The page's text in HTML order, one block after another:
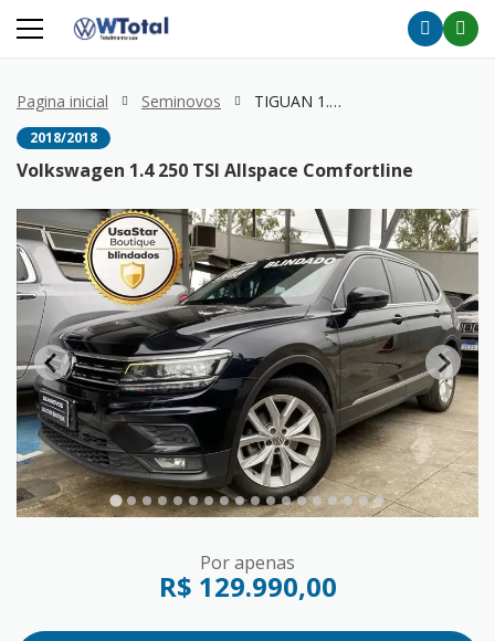
Pagina inicial Seminovos TIGUAN 1.4 250 TSI Allspace Comfortline
2018/2018
Volkswagen 1.4 250 TSI Allspace Comfortline
Por apenas
R$ 129.990,00